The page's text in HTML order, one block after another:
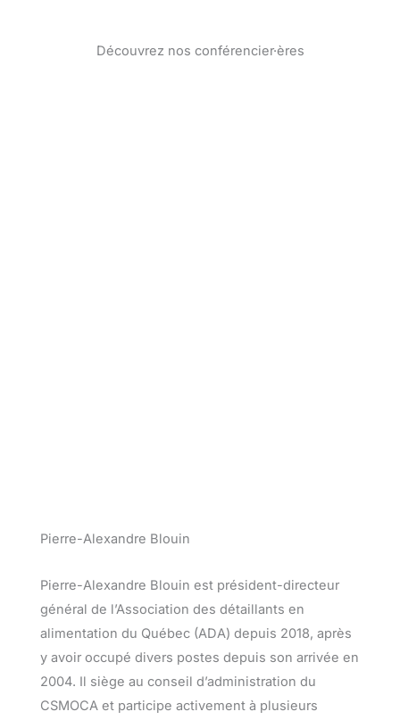
Découvrez nos conférencier·ères
Pierre-Alexandre Blouin
Pierre-Alexandre Blouin est président-directeur
général de l’Association des détaillants en
alimentation du Québec (ADA) depuis 2018, après
y avoir occupé divers postes depuis son arrivée en
2004. Il siège au conseil d’administration du
CSMOCA et participe activement à plusieurs